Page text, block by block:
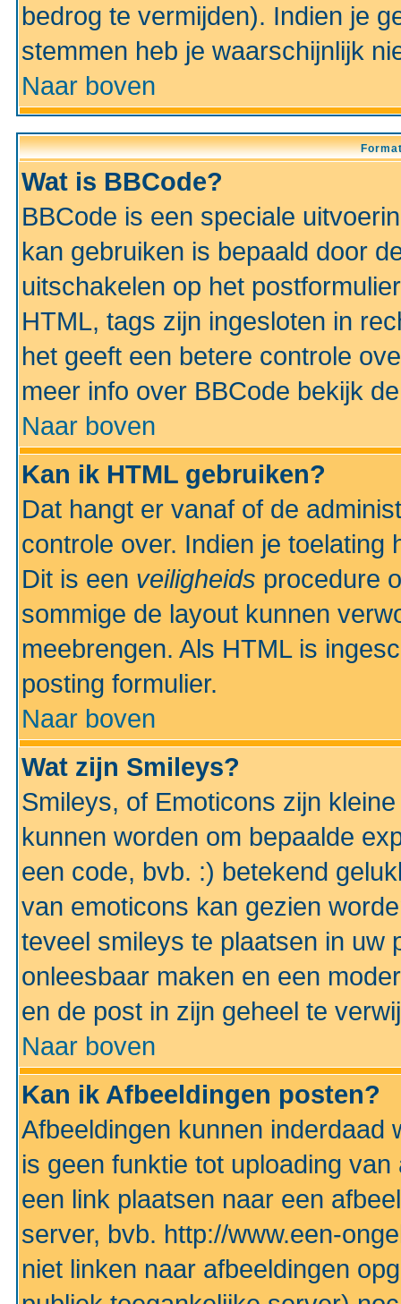
bedrog te vermijden). Indien je
stemmen heb je waarschijnlijk
Naar boven
Wat is BBCode?
BBCode is een speciale
kan gebruiken is bepaald door
uitschakelen op het
HTML, tags zijn ingesloten in
het geeft een betere controle
meer info over BBCode bekijk
Naar boven
Kan ik HTML gebruiken?
Dat hangt er vanaf of de
controle over. Indien je
Dit is een veiligheids procedure
sommige de layout kunnen
meebrengen. Als HTML is
posting formulier.
Naar boven
Wat zijn Smileys?
Smileys, of Emoticons zijn
kunnen worden om bepaalde
een code, bvb. :) betekend
van emoticons kan gezien
teveel smileys te plaatsen in uw
onleesbaar maken en een
en de post in zijn geheel te
Naar boven
Kan ik Afbeeldingen posten?
Afbeeldingen kunnen inderdaad
is geen funktie tot uploading
een link plaatsen naar een
server, bvb. http://www.een-
niet linken naar afbeeldingen